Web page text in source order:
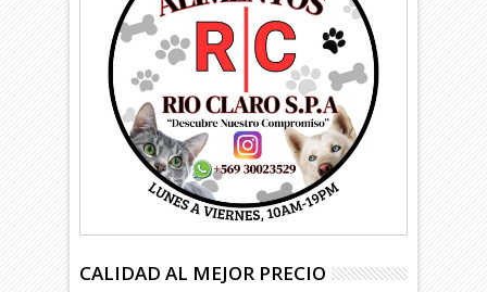
CALIDAD AL MEJOR PRECIO